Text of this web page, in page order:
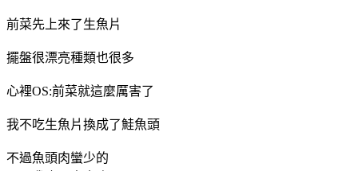
前菜先上來了生魚片
擺盤很漂亮種類也很多
心裡OS:前菜就這麼厲害了
我不吃生魚片換成了鮭魚頭
不過魚頭肉蠻少的